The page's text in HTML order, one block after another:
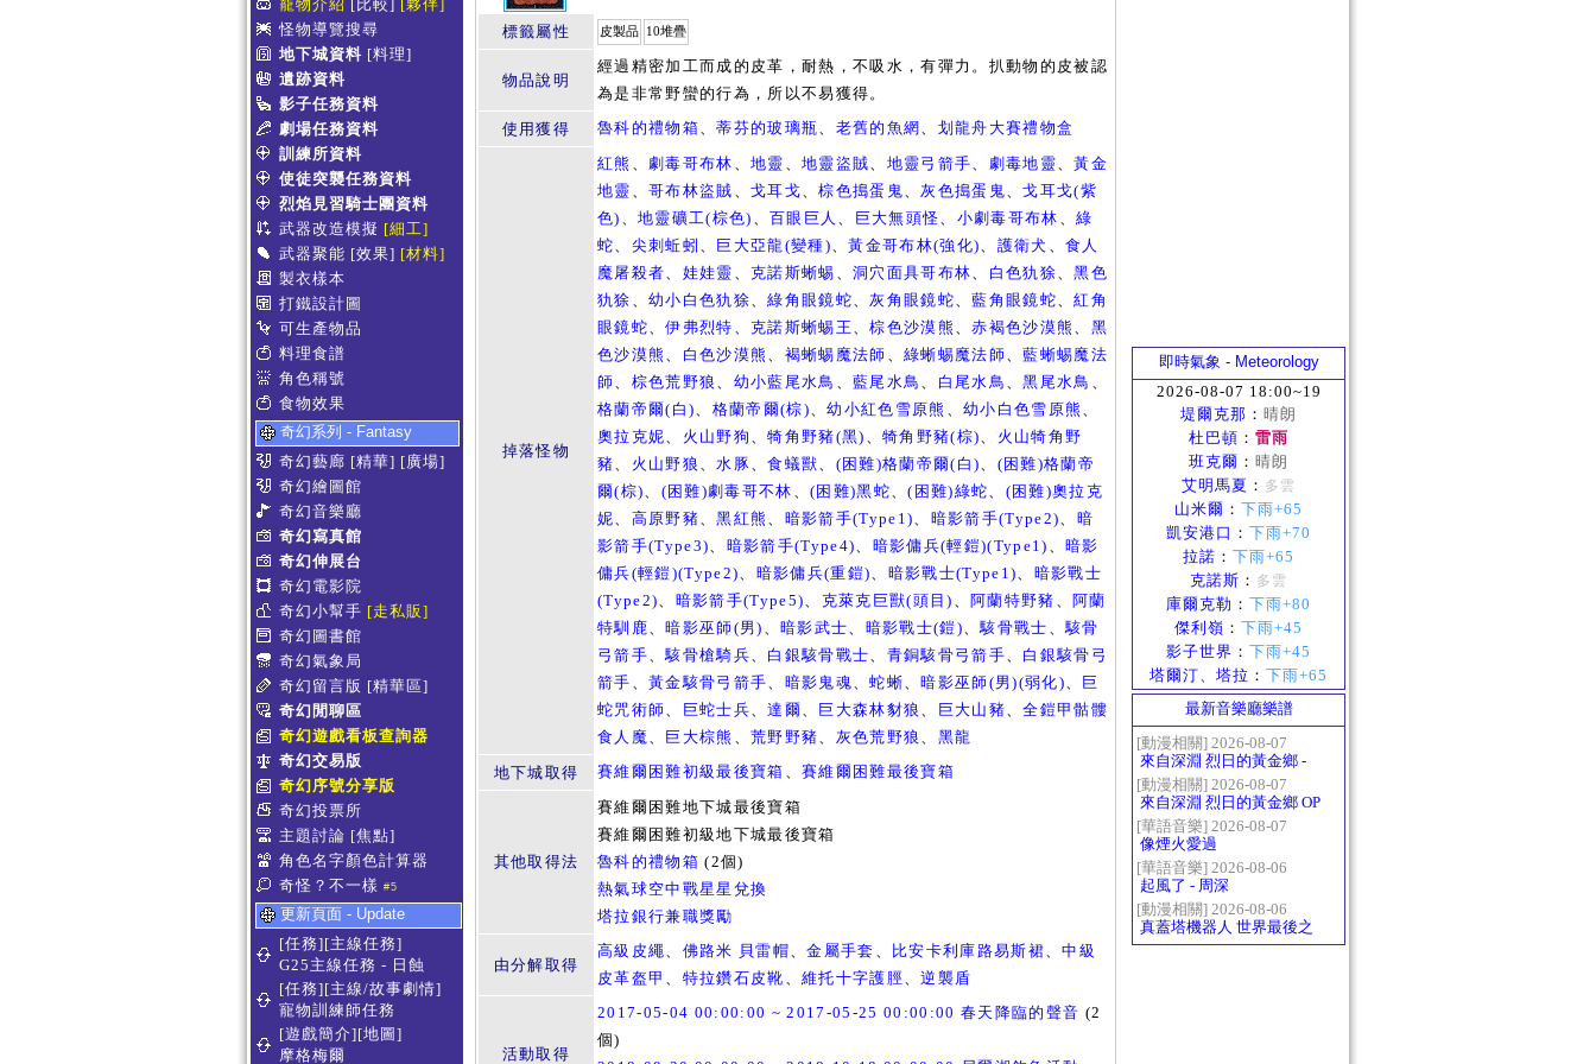
寵物介紹 [比較]
[夥伴]
怪物導覽搜尋
地下城資料 [料理]
遺跡資料
影子任務資料
劇場任務資料
訓練所資料
使徒突襲任務資料
烈焰見習騎士團資料
武器改造模擬 [細工]
武器聚能 [效果] [材料]
製衣樣本
打鐵設計圖
可生產物品
料理食譜
角色稱號
食物效果
奇幻系列 - Fantasy
奇幻藝廊 [精華] [廣場]
奇幻繪圖館
奇幻音樂廳
奇幻寫真館
奇幻伸展台
奇幻電影院
奇幻小幫手 [走私販]
奇幻圖書館
奇幻氣象局
奇幻留言版 [精華區]
奇幻閒聊區
奇幻遊戲看板查詢器
奇幻交易版
奇幻序號分享版
奇幻投票所
主題討論 [焦點]
角色名字顏色計算器
奇怪？不一樣 #5
更新頁面 - Update
[任務][主線任務]
G25主線任務 - 日蝕
[任務][主線/故事劇情]
寵物訓練師任務
[遊戲簡介][地圖]
摩格梅爾
標籤屬性 皮製品 10堆疊
物品說明
經過精密加工而成的皮革，耐熱，不吸水，有彈力。扒動物的皮被認
為是非常野蠻的行為，所以不易獲得。
使用獲得
魯科的禮物箱、蒂芬的玻璃瓶、 老舊的魚網 、 划龍舟大賽禮物盒
掉落怪物
紅熊 、劇毒哥布林 、地靈 、地靈盜賊、 地靈弓箭手、 劇毒地靈、黃金
地靈 、哥布林盜賊 、戈耳戈、棕色搗蛋鬼、灰色搗蛋鬼、戈耳戈(紫
色) 、地靈礦工(棕色) 、百眼巨人 、 巨大無頭怪、 小劇毒哥布林 、綠
蛇、 尖刺蚯蚓 、 巨大亞龍(變種)、黃金哥布林(強化)、 護衛犬 、食人
魔屠殺者、 娃娃靈 、克諾斯蜥蜴 、洞穴面具哥布林、 白色犰狳、黑色
犰狳 、幼小白色犰狳、綠角眼鏡蛇、灰角眼鏡蛇、藍角眼鏡蛇、紅角
眼鏡蛇、伊弗烈特 、克諾斯蜥蜴王 、棕色沙漠熊 、赤褐色沙漠熊 、 黑
色沙漠熊 、 白色沙漠熊 、 褐蜥蜴魔法師 、綠蜥蜴魔法師、藍蜥蜴魔法
師、 棕色荒野狼 、 幼小藍尾水鳥 、藍尾水鳥 、 白尾水鳥 、黑尾水鳥 、
格蘭帝爾(白)、 格蘭帝爾(棕)、幼小紅色雪原熊 、幼小白色雪原熊 、
奧拉克妮、 火山野狗 、犄角野豬(黑) 、犄角野豬(棕)、 火山犄角野
豬、 火山野狼 、水豚、食蟻獸、 (困難)格蘭帝爾(白)、 (困難)格蘭帝
爾(棕)、 (困難)劇毒哥不林 、(困難)黑蛇、(困難)綠蛇、 (困難)奧拉克
妮、 高原野豬、黑紅熊 、 暗影箭手(Type1)、 暗影箭手(Type2)、 暗
影箭手(Type3)、 暗影箭手(Type4)、 暗影傭兵(輕鎧)(Type1) 、暗影
傭兵(輕鎧)(Type2)、 暗影傭兵(重鎧)、 暗影戰士(Type1)、 暗影戰士
(Type2)、 暗影箭手(Type5)、 克萊克巨獸(頭目) 、 阿蘭特野豬 、 阿蘭
特馴鹿、暗影巫師(男) 、暗影武士、 暗影戰士(鎧)、駭骨戰士 、駭骨
弓箭手、駭骨槍騎兵、 白銀駭骨戰士、 青銅駭骨弓箭手、 白銀駭骨弓
箭手 、黃金駭骨弓箭手、 暗影鬼魂、蛇蜥、暗影巫師(男)(弱化)、
巨
蛇咒術師、 巨蛇士兵、達爾 、 巨大森林豺狼 、 巨大山豬、全鎧甲骷髏
食人魔、 巨大棕熊 、荒野野豬、 灰色荒野狼 、 黑龍
地下城取得
賽維爾困難初級最後寶箱 、賽維爾困難最後寶箱
其他取得法
賽維爾困難地下城最後寶箱
賽維爾困難初級地下城最後寶箱
魯科的禮物箱 (2個)
熱氣球空中戰星星兌換
塔拉銀行兼職獎勵
由分解取得
高級皮繩、 佛路米 貝雷帽、金屬手套 、 比安卡利庫路易斯裙、中級
皮革盔甲 、 特拉鑽石皮靴 、維托十字護脛、逆襲盾
活動取得
2017-05-04 00:00:00 ~ 2017-05-25 00:00:00 春天降臨的聲音 (2
個)
即時氣象 - Meteorology
2026-08-07 18:00~19
堤爾克那 ： 晴朗
杜巴頓 ： 雷雨
班克爾 ： 晴朗
艾明馬夏 ： 多雲
山米爾 ： 下雨+65
凱安港口 ： 下雨+70
拉諾 ： 下雨+65
克諾斯 ： 多雲
庫爾克勒 ： 下雨+80
傑利嶺 ： 下雨+45
影子世界 ： 下雨+45
塔爾汀、塔拉 ： 下雨+65
最新音樂廳樂譜
[動漫相關] 2026-08-07
來自深淵 烈日的黃金鄉 -
Gravity
[動漫相關] 2026-08-07
來自深淵 烈日的黃金鄉 OP
- かたち(Katachi)
[華語音樂] 2026-08-07
像煙火愛過
[華語音樂] 2026-08-06
起風了 - 周深
[動漫相關] 2026-08-06
真蓋塔機器人 世界最後之
日OP2 HEATS